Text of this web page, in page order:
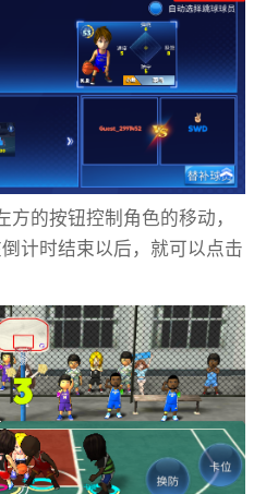
的按钮控制角色的移动，
计时结束以后，就可以点击